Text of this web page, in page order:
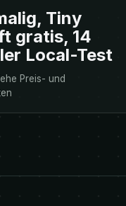
Tiny
gratis, 14
Local-Test
Preis- und